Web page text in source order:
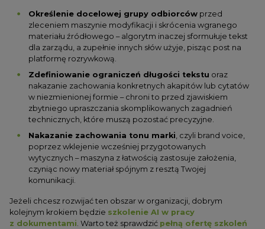
Określenie docelowej grupy odbiorców przed
zleceniem maszynie modyfikacji i skrócenia wgranego
materiału źródłowego – algorytm inaczej sformułuje tekst
dla zarządu, a zupełnie innych słów użyje, pisząc post na
platformę rozrywkową.
Zdefiniowanie ograniczeń długości tekstu oraz
nakazanie zachowania konkretnych akapitów lub cytatów
w niezmienionej formie – chroni to przed zjawiskiem
zbytniego upraszczania skomplikowanych zagadnień
technicznych, które muszą pozostać precyzyjne.
Nakazanie zachowania tonu marki, czyli brand voice,
poprzez wklejenie wcześniej przygotowanych
wytycznych – maszyna z łatwością zastosuje założenia,
czyniąc nowy materiał spójnym z resztą Twojej
komunikacji.
Jeżeli chcesz rozwijać ten obszar w organizacji, dobrym
kolejnym krokiem będzie szkolenie AI w pracy
z dokumentami. Warto też sprawdzić pełną ofertę szkoleń